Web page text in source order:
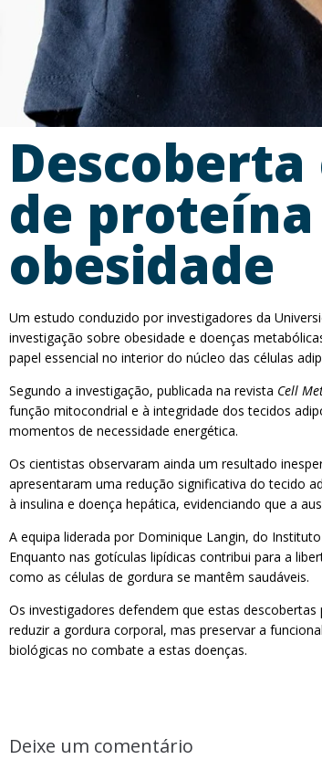
de
obesidade
Um estudo conduzido por investigadores da
investigação sobre obesidade e doenças
papel essencial no interior do núcleo das células
Segundo a investigação, publicada na revista Cell
função mitocondrial e à integridade dos tecidos
momentos de necessidade energética.
Os cientistas observaram ainda um resultado
apresentaram uma redução significativa do tecido
à insulina e doença hepática, evidenciando que a
A equipa liderada por Dominique Langin, do
Enquanto nas gotículas lipídicas contribui para a
como as células de gordura se mantêm saudáveis.
Os investigadores defendem que estas
reduzir a gordura corporal, mas preservar a
biológicas no combate a estas doenças.
Deixe um comentário